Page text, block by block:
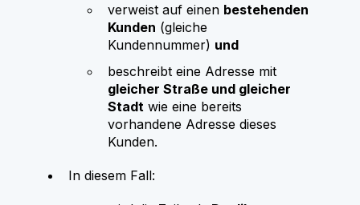
verweist auf einen bestehenden
Kunden (gleiche
Kundennummer) und
beschreibt eine Adresse mit
gleicher Straße und gleicher
Stadt wie eine bereits
vorhandene Adresse dieses
Kunden.
In diesem Fall: